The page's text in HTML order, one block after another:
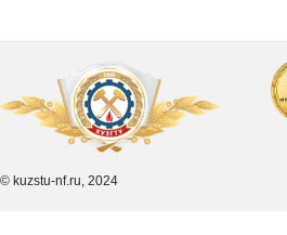
© kuzstu-nf.ru, 2024